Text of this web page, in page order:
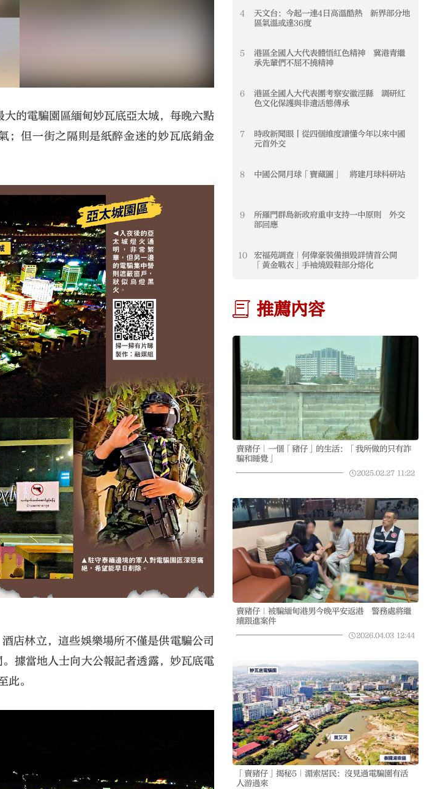
的電騙園區緬甸妙瓦底亞太城，每晚六點
；但一街之隔則是紙醉金迷的妙瓦底銷金
店林立，這些娛樂場所不僅是供電騙公司
據當地人士向大公報記者透露，妙瓦底電
此。
4
天文台：今起一連4日高溫酷熱 新界部分地
區氣溫或達36度
5
港區全國人大代表體悟紅色精神 冀港青繼
承先輩們不屈不撓精神
6
港區全國人大代表團考察安徽涇縣 調研紅
色文化保護與非遺活態傳承
7
時政新聞眼丨從四個維度讀懂今年以來中國
元首外交
8 中國公開月球「寶藏圖」 將建月球科研站
9
所羅門群島新政府重申支持一中原則 外交
部回應
10
宏福苑調查｜何偉豪裝備損毀詳情首公開
「黃金戰衣」手袖燒毀鞋部分熔化
推薦內容
賣豬仔｜一個「豬仔」的生活：「我所做的只有詐
騙和睡覺」
2025.02.27 11:22
賣豬仔｜被騙緬甸港男今晚平安返港 警務處將繼
續跟進案件
2026.04.03 12:44
「賣豬仔」揭秘5｜湄索居民：沒見過電騙園有活
人游過來